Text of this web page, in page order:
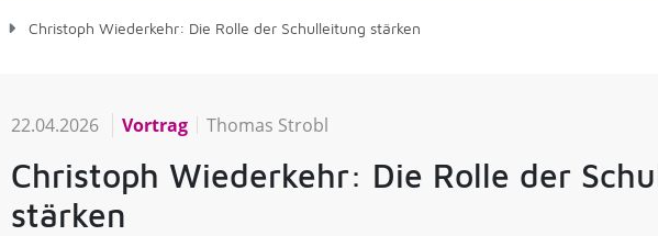
Christoph Wiederkehr: Die Rolle der Schulleitung stärken
22.04.2026 Vortrag Thomas Strobl
Christoph Wiederkehr: Die Rolle der
stärken